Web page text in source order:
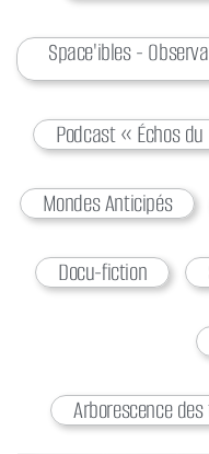
Space'ibles -
Podcast « Échos
Mondes Anticipés
Docu-fiction
Arborescence